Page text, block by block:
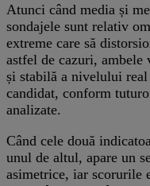
Atunci când media și
sondajele sunt relativ
extreme care să
astfel de cazuri, ambele
și stabilă a nivelului real
candidat, conform
analizate.
Când cele două
unul de altul, apare un
asimetrice, iar scorurile